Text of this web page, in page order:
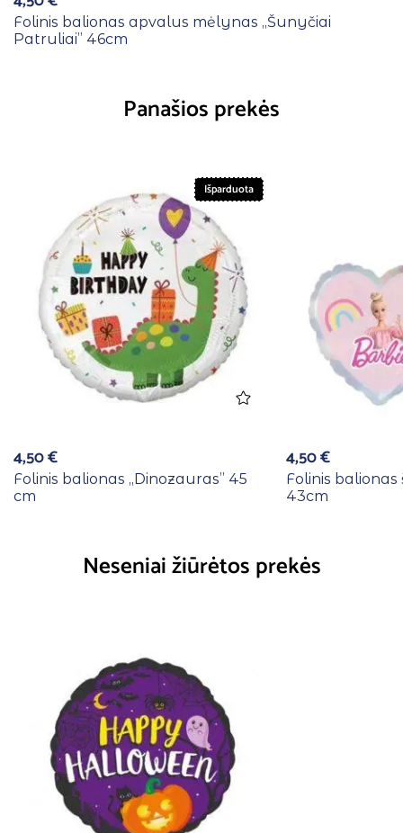
Folinis balionas apvalus mėlynas ,,Šunyčiai
Patruliai” 46cm
Panašios prekės
Išparduota
4,50€
Folinis balionas ,,Dinozauras” 45
cm
4,50€
Folinis balionas
43cm
Neseniai žiūrėtos prekės